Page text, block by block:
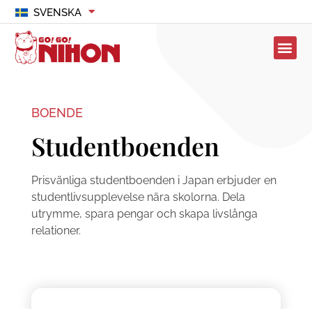
SVENSKA
BOENDE
Studentboenden
Prisvänliga studentboenden i Japan erbjuder en
studentlivsupplevelse nära skolorna. Dela
utrymme, spara pengar och skapa livslånga
relationer.